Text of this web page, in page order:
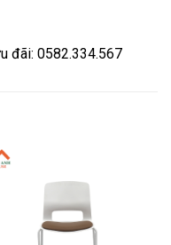
đãi: 0582.334.567